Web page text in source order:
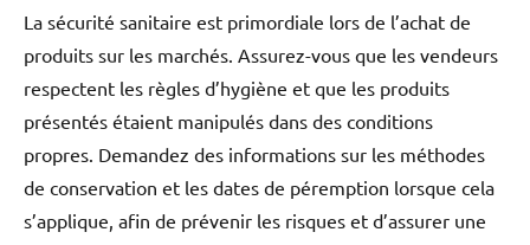
La sécurité sanitaire est primordiale lors de l’achat de
produits sur les marchés. Assurez-vous que les vendeurs
respectent les règles d’hygiène et que les produits
présentés étaient manipulés dans des conditions
propres. Demandez des informations sur les méthodes
de conservation et les dates de péremption lorsque cela
s’applique, afin de prévenir les risques et d’assurer une